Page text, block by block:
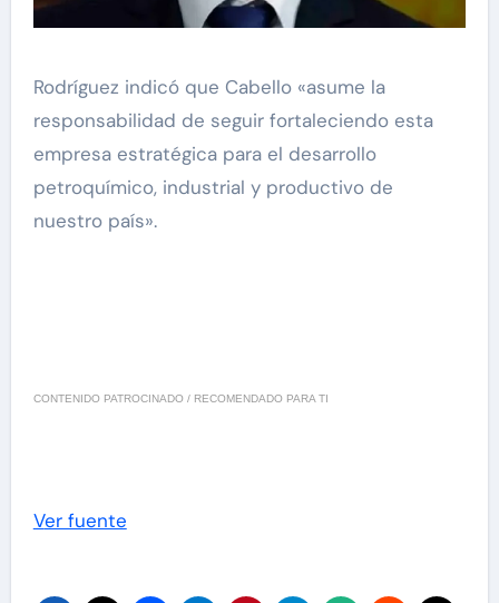
Rodríguez indicó que Cabello «asume la
responsabilidad de seguir fortaleciendo esta
empresa estratégica para el desarrollo
petroquímico, industrial y productivo de
nuestro país».
CONTENIDO PATROCINADO / RECOMENDADO PARA TI
Ver fuente